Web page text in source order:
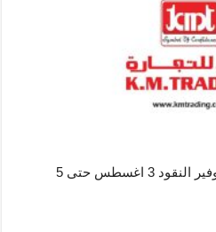
عروض كي إم الشارقة اليوم توفير النقود 3 اغسطس حتى 5